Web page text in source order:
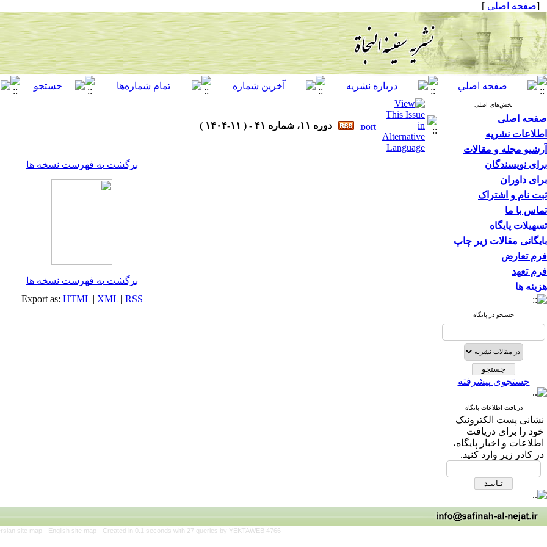
[صفحه اصلی ]
بخش‌های اصلی
صفحه اصلی
اطلاعات نشریه
آرشیو مجله و مقالات
برای نویسندگان
برای داوران
ثبت نام و اشتراک
تماس با ما
تسهیلات پایگاه
بایگانی مقالات زیر چاپ
فرم تعارض
فرم تعهد
هزینه ها
جستجو در پایگاه
جستجوی پیشرفته
دریافت اطلاعات پایگاه
نشانی پست الکترونیک
خود را برای دریافت
اطلاعات و اخبار پایگاه،
در کادر زیر وارد کنید.
دوره ۱۱، شماره ۴۱ - ( ۱۱-۱۴۰۴ )
برگشت به فهرست نسخه ها
برگشت به فهرست نسخه ها
Export as: HTML| XML| RSS
site map - English site map - Created in 0.1 seconds with 27 queries by YEKTAWEB 4766